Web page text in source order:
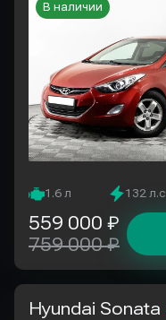
1.6 л 132 л.с
В наличии
559 000 ₽
759 000 ₽
Hyundai Sonata